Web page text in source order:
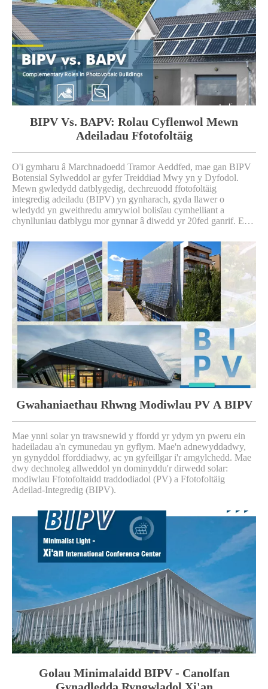
BIPV Vs. BAPV: Rolau Cyflenwol Mewn
Adeiladau Ffotofoltäig
O'i gymharu â Marchnadoedd Tramor Aeddfed, mae gan BIPV
Botensial Sylweddol ar gyfer Treiddiad Mwy yn y Dyfodol.
Mewn gwledydd datblygedig, dechreuodd ffotofoltäig
integredig adeiladu (BIPV) yn gynharach, gyda llawer o
wledydd yn gweithredu amrywiol bolisïau cymhelliant a
chynlluniau datblygu mor gynnar â diwedd yr 20fed ganrif. Er
gyd wedi sefydlu 'Rhaglenni To Solar PV', gan osod targedau
clir ar gyfer adeiladu galluoedd gosod PV yn y blynyddoedd i
ddod.
Gwahaniaethau Rhwng Modiwlau PV A BIPV
Mae ynni solar yn trawsnewid y ffordd yr ydym yn pweru ein
hadeiladau a'n cymunedau yn gyflym. Mae'n adnewyddadwy,
yn gynyddol fforddiadwy, ac yn gyfeillgar i'r amgylchedd. Mae
dwy dechnoleg allweddol yn dominyddu'r dirwedd solar:
modiwlau Ffotofoltaidd traddodiadol (PV) a Ffotofoltäig
Adeilad-Integredig (BIPV).
Golau Minimalaidd BIPV - Canolfan